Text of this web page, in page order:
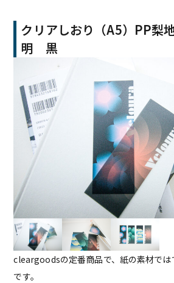
クリアしおり（A5）PP梨
明 黒
cleargoodsの定番商品で、紙の素材では
です。